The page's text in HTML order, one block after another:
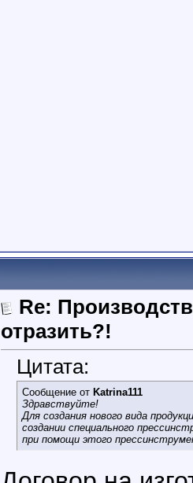
Re:
отразить?!
Цитата:
Сообщение от Katrina111
Здравствуйте!
Для создания нового вида
создании специального
при помощи этого